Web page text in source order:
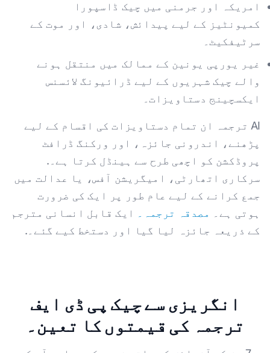
امریکہ اور جرمنی میں چیک ڈاسپورا
کمیونٹیز کے لیے پیدائش، شادی، اور موت کے
سرٹیفکیٹ۔
غیر یورپی یونین کے ممالک میں منتقل ہونے
والے چیک شہریوں کے لیے ڈرائیونگ لائسنس
ایکسچینج دستاویزات۔
AI ترجمہ ان تمام دستاویزات کی اقسام کے لیے
پڑھنے، اندرونی جائزہ، اور ورکنگ ڈرافٹ
پروڈکشن کو اچھی طرح سے ہینڈل کرتا ہے۔.
سرکاری اتھارٹی، امیگریشن آفس، یا عدالت میں
جمع کرانے کے لیے عام طور پر ایک کی ضرورت
ہوتی ہے۔
مصدقہ ترجمہ۔
ایک قابل انسانی مترجم
کے ذریعہ جائزہ لیا گیا اور دستخط کیے گئے۔.
انگریزی سے چیک پی ڈی ایف
ترجمہ کی قیمتوں کا تعین۔